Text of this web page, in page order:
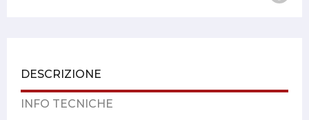
DESCRIZIONE
INFO TECNICHE